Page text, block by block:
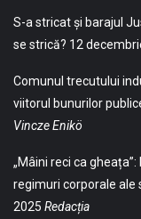
S-a stricat și barajul
se strică? 12
Comunul trecutului
viitorul bunurilor
Vincze Enikö
„Mâini reci ca
regimuri corporale ale
2025 Redacția